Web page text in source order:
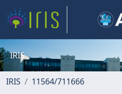
IRIS
IRIS 11564/711666